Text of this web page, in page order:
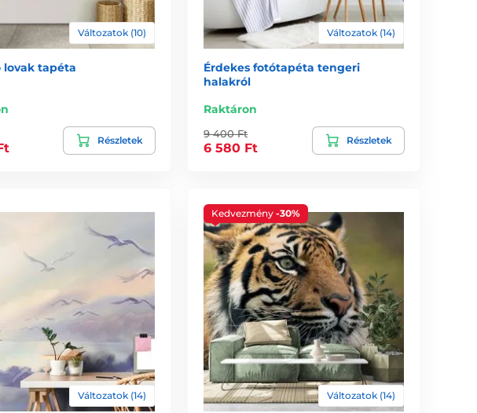
Változatok (10)
lovak tapéta
Részletek
Változatok (14)
Érdekes fotótapéta tengeri
halakról
Raktáron
9 400 Ft
6 580 Ft
Részletek
Változatok (14)
Kedvezmény-30%
Változatok (14)